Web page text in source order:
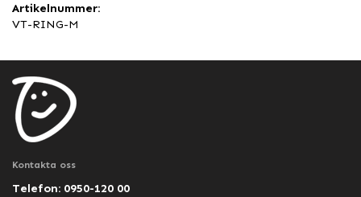
Artikelnummer:
VT-RING-M
Kontakta oss
Telefon: 0950-120 00